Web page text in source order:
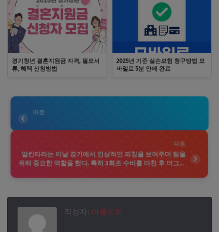
경기청년 결혼지원금 자격, 필요서
류, 혜택 신청방법
2025년 기준 실손보험 청구방법 모
바일로 5분 안에 완료
이전
다음
알칸타라는 이날 경기에서 인상적인 피칭을 보여주며 팀을
위해 중요한 역할을 했다. 특히 3회초 수비를 마친 후 더그아
긴장감 넘치는 순간들이 이어지며 관중들의 큰 호응을 얻었
다. 앞으로의 경기에서도 그의 활약이 기대된다.
작성자: 아름드리